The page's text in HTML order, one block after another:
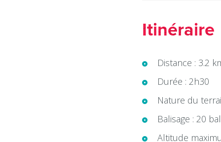
Itinéraire
Distance : 3.2
Durée : 2h30
Nature du
Balisage : 20
Altitude